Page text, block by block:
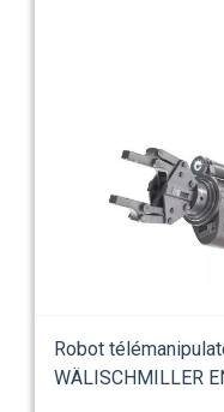
Robot
WÄLISCHMILLER